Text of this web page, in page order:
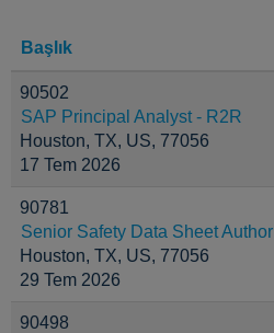
Başlık
90502
SAP Principal Analyst - R2R
Houston, TX, US, 77056
17 Tem 2026
90781
Senior Safety Data Sheet Author
Houston, TX, US, 77056
29 Tem 2026
90498